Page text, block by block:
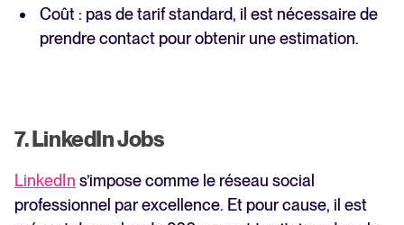
‍Coût : pas de tarif standard, il est nécessaire de
prendre contact pour obtenir une estimation.
7. LinkedIn Jobs
LinkedIn s’impose comme le réseau social
professionnel par excellence. Et pour cause, il est